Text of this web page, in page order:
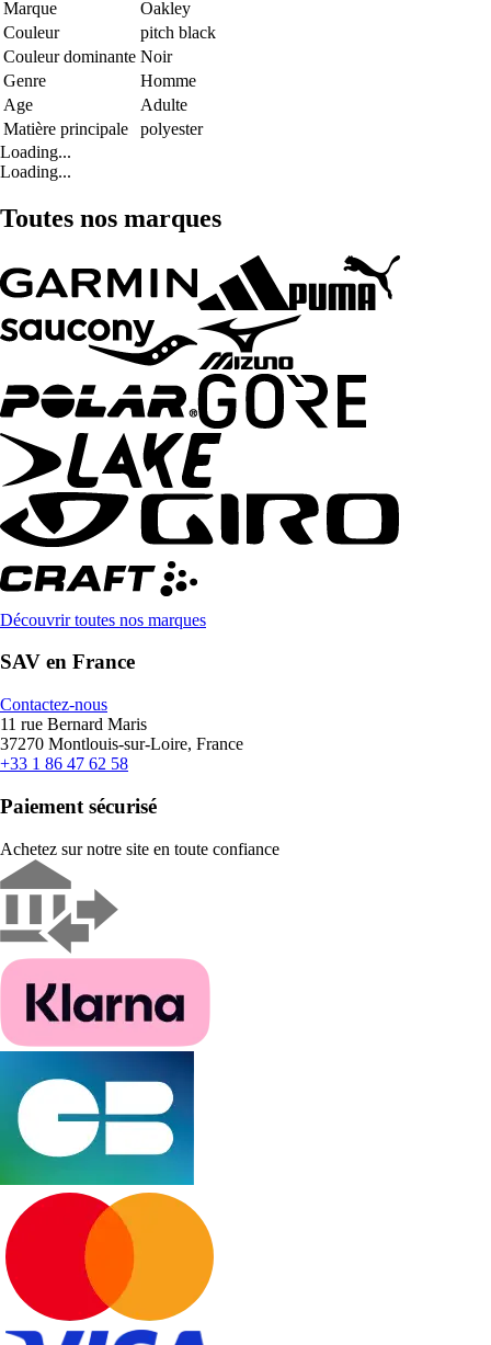
Marque
Oakley
Couleur
pitch black
Couleur dominante Noir
Genre
Homme
Age
Adulte
Matière principale
polyester
Loading...
Loading...
Toutes nos marques
Découvrir toutes nos marques
SAV en France
Contactez-nous
11 rue Bernard Maris
37270 Montlouis-sur-Loire, France
+33 1 86 47 62 58
Paiement sécurisé
Achetez sur notre site en toute confiance